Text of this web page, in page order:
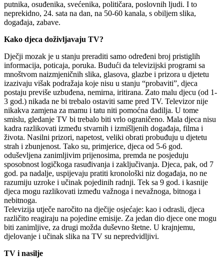
putnika, osuđenika, svećenika, političara, poslovnih ljudi. I to
neprekidno, 24. sata na dan, na 50-60 kanala, s obiljem slika,
događaja, zabave.
Kako djeca doživljavaju TV?
Dječji mozak je u stanju preraditi samo određeni broj pristiglih
informacija, poticaja, poruka. Budući da televizijski programi sa
mnoštvom naizmjeničnih slika, glasova, glazbe i prizora u djetetu
izazivaju višak podražaja koje nisu u stanju “probaviti”, djeca
postaju previše uzbuđena, nemirna, iritirana. Zato malu djecu (od 1-
3 god.) nikada ne bi trebalo ostaviti same pred TV. Televizor nije
nikakva zamjena za mamu i tatu niti pomoćna dadilja. U tome
smislu, gledanje TV bi trebalo biti vrlo ograničeno. Mala djeca nisu
kadra razlikovati između stvarnih i izmišljenih događaja, filma i
života. Nasilni prizori, napetost, veliki obrati probuđuju u djetetu
strah i zbunjenost. Tako su, primjerice, djeca od 5-6 god.
oduševljena zanimljivim prijenosima, premda ne posjeduju
sposobnost logičkoga rasuđivanja i zaključivanja. Djeca, pak, od 7
god. pa nadalje, uspijevaju pratiti kronološki niz događaja, no ne
razumiju uzroke i učinak pojedinih radnji. Tek sa 9 god. i kasnije
djeca mogu razlikovati između važnoga i nevažnoga, bitnoga i
nebitnoga.
Televizija utječe naročito na dječije osjećaje: kao i odrasli, djeca
različito reagiraju na pojedine emisije. Za jedan dio djece one mogu
biti zanimljive, za drugi možda duševno štetne. U krajnjemu,
djelovanje i učinak slika na TV su nepredvidljivi.
TV i nasilje